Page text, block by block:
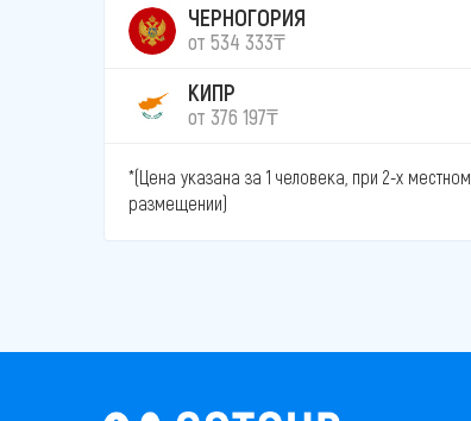
ЧЕРНОГОРИЯ
от 534 333₸
КИПР
от 376 197₸
*(Цена указана за 1 человека, при 2-х местном
размещении)